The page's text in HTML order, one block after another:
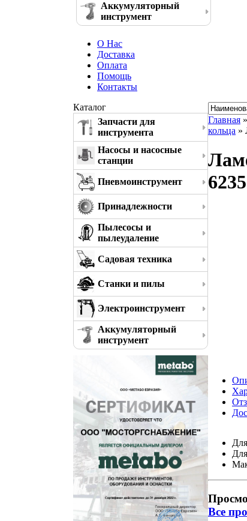
Аккумуляторный
инструмент
О Нас
Доставка
Оплата
Помощь
Контакты
Каталог
Запчасти для
инструмента
Насосы и насосные
станции
Пневмоинструмент
Принадлежности
Пылесосы и
пылеудаление
Садовая техника
Станки и пилы
Электроинструмент
Аккумуляторный
инструмент
Главная »
кольца »
Все